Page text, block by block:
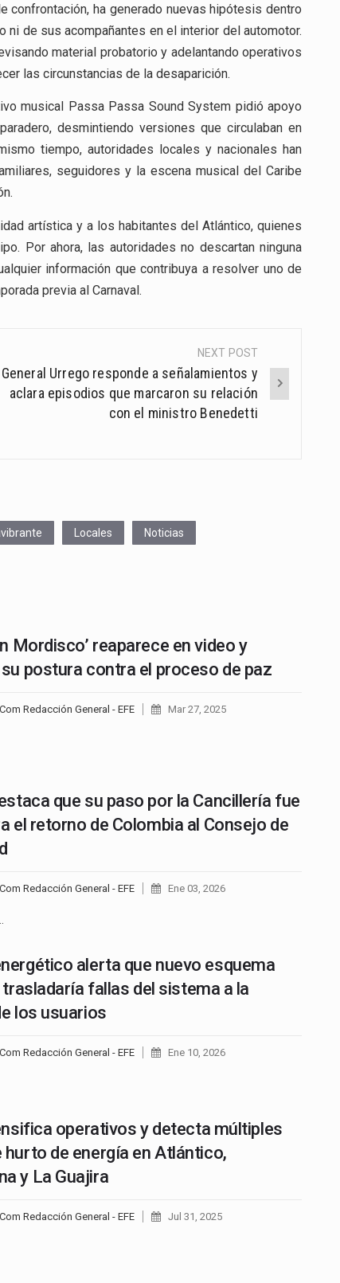
confrontación, ha generado nuevas hipótesis dentro
de sus acompañantes en el interior del automotor.
material probatorio y adelantando operativos
las circunstancias de la desaparición.
musical Passa Passa Sound System pidió apoyo
desmintiendo versiones que circulaban en
tiempo, autoridades locales y nacionales han
seguidores y la escena musical del Caribe
artística y a los habitantes del Atlántico, quienes
Por ahora, las autoridades no descartan ninguna
información que contribuya a resolver uno de
previa al Carnaval.
NEXT POST
General Urrego responde a señalamientos y
aclara episodios que marcaron su relación
con el ministro Benedetti
Locales Noticias
Mordisco’ reaparece en video y
postura contra el proceso de paz
Redacción General - EFE Mar 27, 2025
que su paso por la Cancillería fue
el retorno de Colombia al Consejo de
Redacción General - EFE Ene 03, 2026
alerta que nuevo esquema
fallas del sistema a la
los usuarios
Redacción General - EFE Ene 10, 2026
operativos y detecta múltiples
hurto de energía en Atlántico,
y La Guajira
Redacción General - EFE Jul 31, 2025